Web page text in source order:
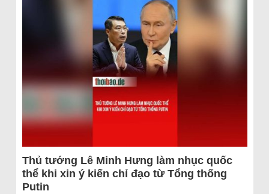
Thủ tướng Lê Minh Hưng làm nhục quốc
thể khi xin ý kiến chỉ đạo từ Tổng thống
Putin